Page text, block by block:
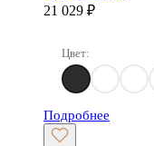
21 029 ₽
Цвет:
Денвер Светлый
Подробнее